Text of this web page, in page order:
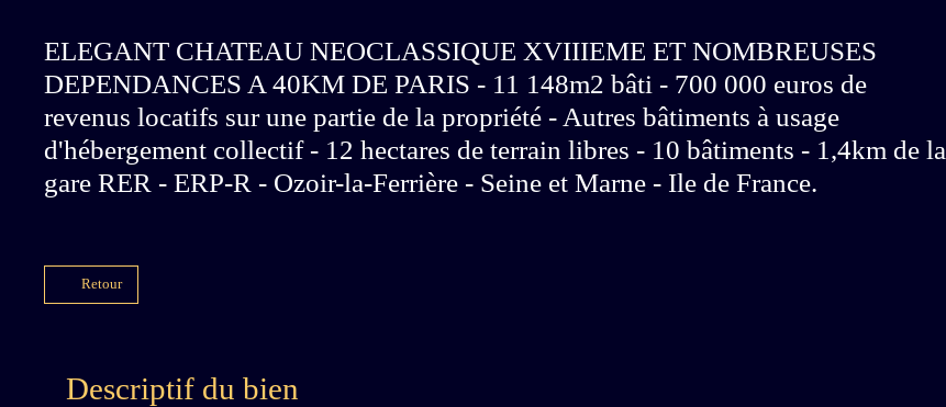
ELEGANT CHATEAU NEOCLASSIQUE XVIIIEME ET NOMBREUSES
DEPENDANCES A 40KM DE PARIS - 11 148m2 bâti - 700 000 euros de
revenus locatifs sur une partie de la propriété - Autres bâtiments à usage
d'hébergement collectif - 12 hectares de terrain libres - 10 bâtiments - 1,4km de la
gare RER - ERP-R - Ozoir-la-Ferrière - Seine et Marne - Ile de France.
Retour
Descriptif du bien